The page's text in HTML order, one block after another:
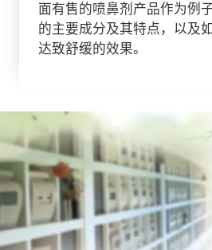
面有售的喷鼻剂产品作为例
的主要成分及其特点，以及
达致舒缓的效果。